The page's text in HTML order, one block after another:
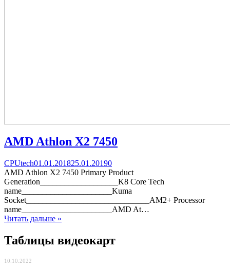
AMD Athlon X2 7450
Categories
CPUtechPosted
on
01.01.201825.01.20190comments
on
AMD
Athlon
7450
AMD Athlon X2 7450 Primary Product
Generation___________________K8 Core Tech
name______________________Kuma
Socket______________________________AM2+ Processor
name______________________AMD At…
Читать дальше »
Таблицы видеокарт
10.10.2022